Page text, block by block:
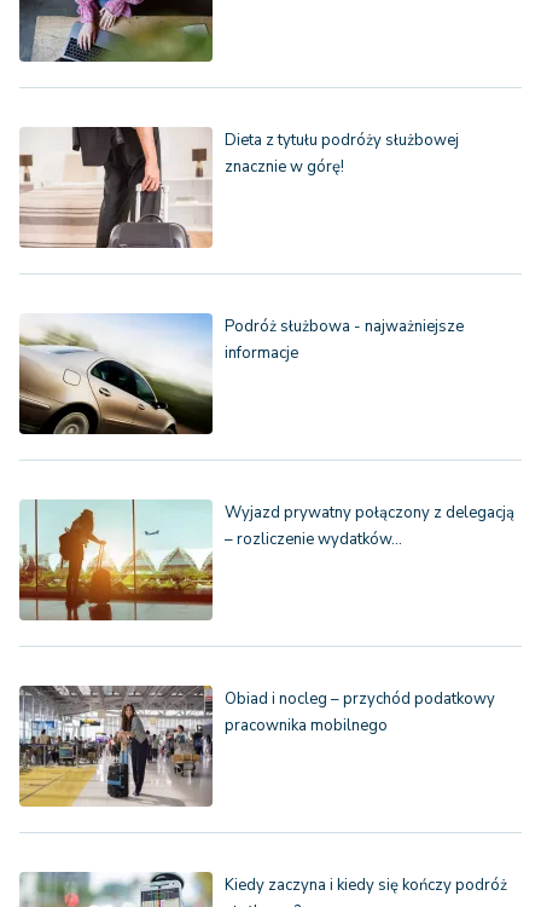
Dieta z tytułu podróży służbowej
znacznie w górę!
Podróż służbowa - najważniejsze
informacje
Wyjazd prywatny połączony z delegacją
– rozliczenie wydatków…
Obiad i nocleg – przychód podatkowy
pracownika mobilnego
Kiedy zaczyna i kiedy się kończy podróż